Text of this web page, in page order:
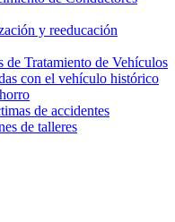
y reeducación
de Tratamiento de Vehículos
con el vehículo histórico
de accidentes
de talleres